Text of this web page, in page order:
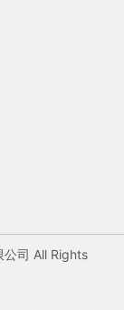
司 All Rights